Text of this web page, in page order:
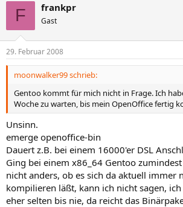
F frankpr
Gast
29. Februar 2008
moonwalker99 schrieb:
Gentoo kommt für mich nicht in Frage. Ich
Woche zu warten, bis mein OpenOffice fertig
Unsinn.
emerge openoffice-bin
Dauert z.B. bei einem 16000'er DSL
Ging bei einem x86_64 Gentoo
nicht anders, ob es sich da aktuell immer
kompilieren läßt, kann ich nicht sagen,
eher selten bis nie, da reicht das